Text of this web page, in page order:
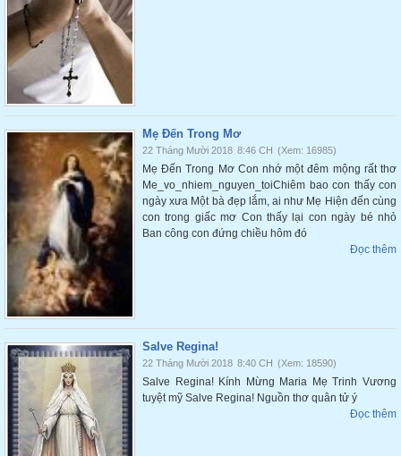
Mẹ Đến Trong Mơ
22 Tháng Mười 2018 8:46 CH (Xem: 16985)
Mẹ Đến Trong Mơ Con nhớ một đêm mộng rất thơ
Me_vo_nhiem_nguyen_toiChiêm bao con thấy con
ngày xưa Một bà đẹp lắm, ai như Mẹ Hiện đến cùng
con trong giấc mơ Con thấy lại con ngày bé nhỏ
Ban công con đứng chiều hôm đó
Đọc thêm
Salve Regina!
22 Tháng Mười 2018 8:40 CH (Xem: 18590)
Salve Regina! Kính Mừng Maria Mẹ Trinh Vương
tuyệt mỹ Salve Regina! Nguồn thơ quân tử ý
Đọc thêm